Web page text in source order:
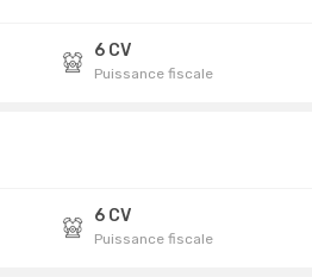
6 CV
Puissance fiscale
6 CV
Puissance fiscale